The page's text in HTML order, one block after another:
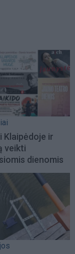
Klaipėdoje ir
veikti
dienomis